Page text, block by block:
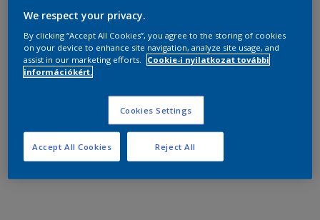
We respect your privacy.
By clicking “Accept All Cookies”, you agree to the storing of cookies
on your device to enhance site navigation, analyze site usage, and
assist in our marketing efforts.
Cookie-i nyilatkozat további
információkért.
Cookies Settings
Reject All
Accept All Cookies